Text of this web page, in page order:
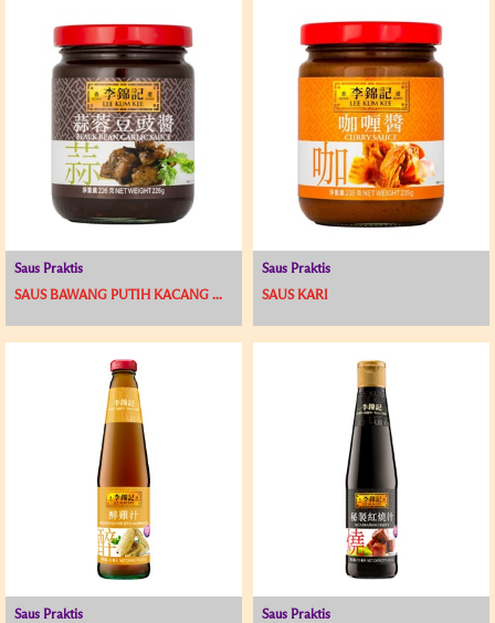
Saus Praktis
SAUS BAWANG PUTIH KACANG ...
Saus Praktis
SAUS KARI
Saus Praktis
Saus Praktis